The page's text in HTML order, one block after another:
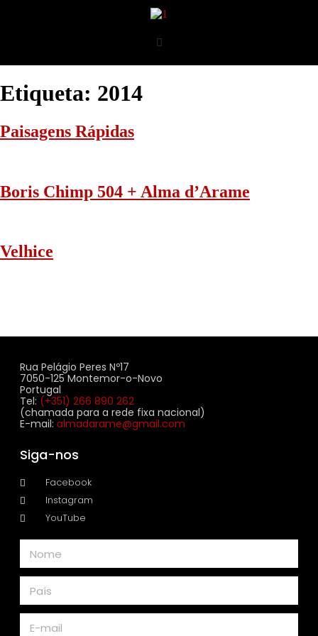
Etiqueta: 2014
Paisagens Rápidas
Boris Chimp 504 + Alma d’Arame
Velhice
Rua Pelágio Peres Nº17
7050-125 Montemor-o-Novo
Portugal
Tel: (+351) 266 890 262
(chamada para a rede fixa nacional)
E-mail: almadarame@gmail.com
Siga-nos
Facebook
Instagram
YouTube